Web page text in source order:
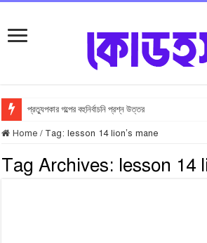
প্রত্যুপকার গল্পের বহুনির্বাচনি প্রশ্ন উত্তর
Home / Tag:lesson 14 lion’s mane
Tag Archives: lesson 14